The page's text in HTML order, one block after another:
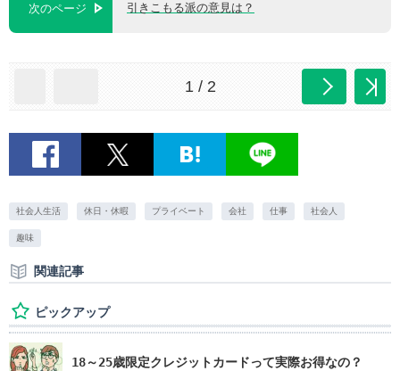
次のページ 引きこもる派の意見は？
1 / 2
社会人生活 休日・休暇 プライベート 会社 仕事 社会人
趣味
関連記事
ピックアップ
18～25歳限定クレジットカードって実際お得なの？